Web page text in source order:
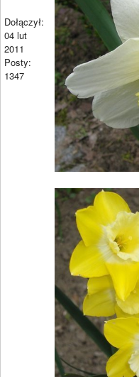
Dołączył:
04 lut
2011
Posty:
1347